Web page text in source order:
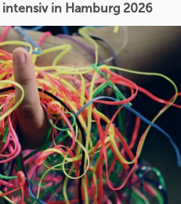
in Hamburg 2026